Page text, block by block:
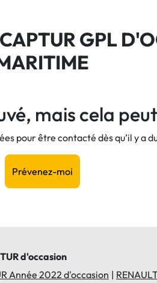
GPL
mais cela
pour être contacté dès qu’il y a
Prévenez-moi
d'occasion
Année 2022 d'occasion